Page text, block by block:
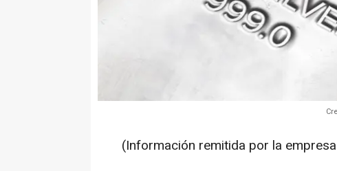
(Información remitida por la